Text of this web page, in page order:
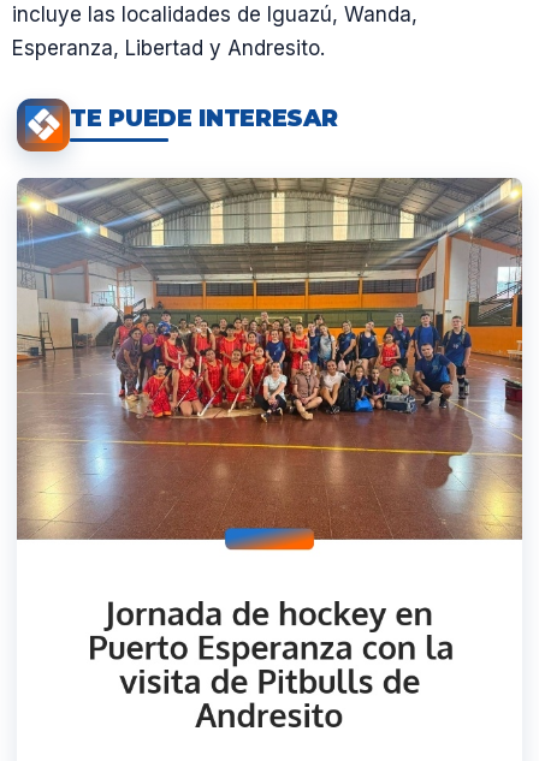
incluye las localidades de Iguazú, Wanda,
Esperanza, Libertad y Andresito.
TE PUEDE INTERESAR